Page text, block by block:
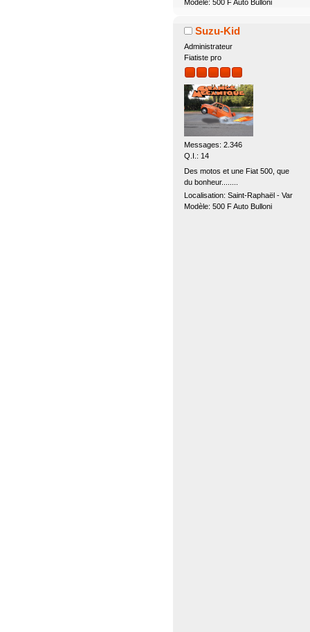
Modèle: 500 F Auto Bulloni
Suzu-Kid
Administrateur
Fiatiste pro
Messages: 2.346
Q.I.: 14
Des motos et une Fiat 500, que
du bonheur........
Localisation: Saint-Raphaël - Var
Modèle: 500 F Auto Bulloni